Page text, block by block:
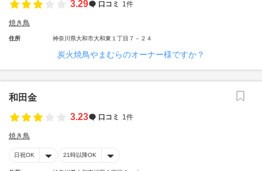
3.29 口コミ 1件
焼き鳥
住所 神奈川県大和市大和東１丁目７－２４
炭火焼鳥やまむらのオーナー様ですか？
和田金
3.23
口コミ 1件
焼き鳥
日祝OK 21時以降OK